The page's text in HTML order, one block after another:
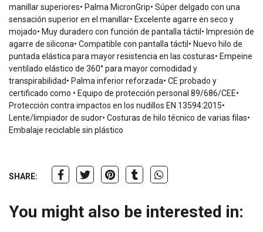
manillar superiores• Palma MicronGrip• Súper delgado con una
sensación superior en el manillar• Excelente agarre en seco y
mojado• Muy duradero con función de pantalla táctil• Impresión de
agarre de silicona• Compatible con pantalla táctil• Nuevo hilo de
puntada elástica para mayor resistencia en las costuras• Empeine
ventilado elástico de 360° para mayor comodidad y
transpirabilidad• Palma inferior reforzada• CE probado y
certificado como • Equipo de protección personal 89/686/CEE•
Protección contra impactos en los nudillos EN 13594:2015•
Lente/limpiador de sudor• Costuras de hilo técnico de varias filas•
Embalaje reciclable sin plástico
SHARE:
You might also be interested in: